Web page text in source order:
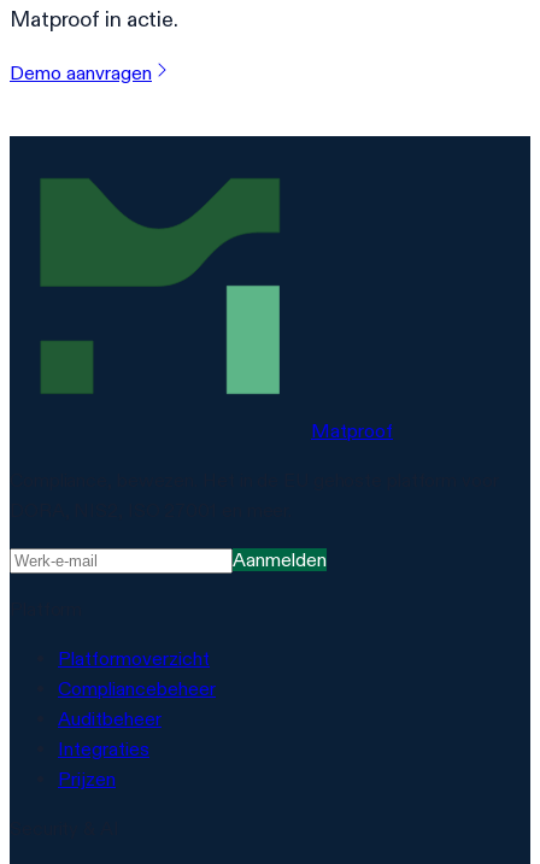
Matproof in actie.
Demo aanvragen
Matproof
Aanmelden
Platformoverzicht
Compliancebeheer
Auditbeheer
Integraties
Prijzen